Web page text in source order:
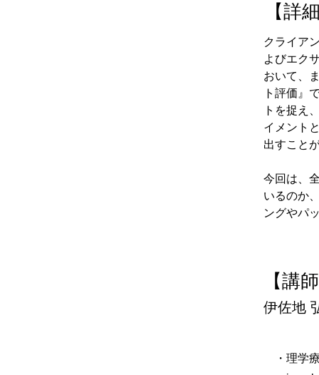
【詳細
クライア
よびエク
おいて、
ト評価』
トを捉え
イメント
出すこと
今回は、
いるのか
ングやパ
【講師
伊佐地
・理学